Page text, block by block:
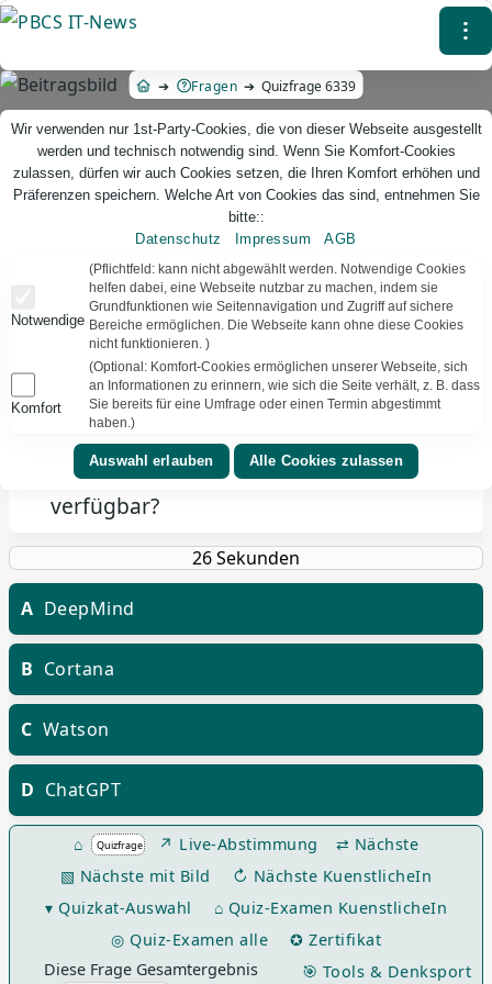
Direkt
Inhalt
⁝
Fragen Quizfrage 6339
PBCS IT-News – IT. Web. Einfach. Webdesign, Analyse & Beratung
Quizfrage 6339
Bereit TEXT VORLESEN
▾ KuenstlicheIntelligenz ⚑
Welche KI ist auch als Browser-Plugin
verfügbar?
A DeepMind
B Cortana
C Watson
D ChatGPT
⌂ ↗ Live-Abstimmung
⇄ Nächste
▧ Nächste mit Bild
↻ Nächste KuenstlicheIn
▾ Quizkat-Auswahl
⌂ Quiz-Examen KuenstlicheIn
◎ Quiz-Examen alle
✪ Zertifikat
🎯 Tools & Denksport
Diese Frage Gesamtergebnis
Wir verwenden nur 1st-Party-Cookies, die von dieser Webseite ausgestellt
werden und technisch notwendig sind. Wenn Sie Komfort-Cookies
zulassen, dürfen wir auch Cookies setzen, die Ihren Komfort erhöhen und
Präferenzen speichern. Welche Art von Cookies das sind, entnehmen Sie
bitte::
Datenschutz
Impressum AGB
Notwendige
(Pflichtfeld: kann nicht abgewählt werden. Notwendige Cookies
helfen dabei, eine Webseite nutzbar zu machen, indem sie
Grundfunktionen wie Seitennavigation und Zugriff auf sichere
Bereiche ermöglichen. Die Webseite kann ohne diese Cookies
nicht funktionieren. )
Komfort
(Optional: Komfort-Cookies ermöglichen unserer Webseite, sich
an Informationen zu erinnern, wie sich die Seite verhält, z. B. dass
Sie bereits für eine Umfrage oder einen Termin abgestimmt
haben.)